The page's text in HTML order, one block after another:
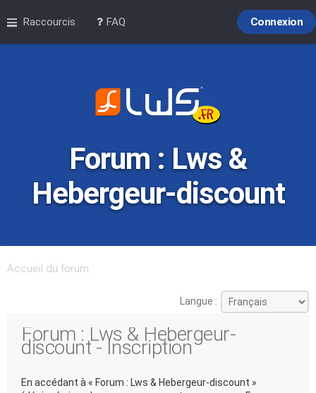
Raccourcis FAQ Connexion
Forum : Lws &
Hebergeur-discount
Accueil du forum
Langue :
Forum : Lws & Hebergeur-
discount - Inscription
En accédant à « Forum : Lws & Hebergeur-discount »